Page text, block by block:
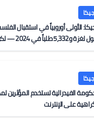
قبول لغزة
الفيدرالية تستخدم
على الإنترنت